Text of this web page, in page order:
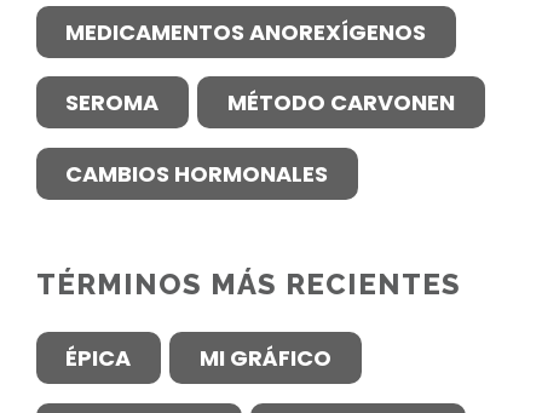
MEDICAMENTOS ANOREXÍGENOS
SEROMA MÉTODO CARVONEN
CAMBIOS HORMONALES
TÉRMINOS MÁS RECIENTES
ÉPICA MI GRÁFICO